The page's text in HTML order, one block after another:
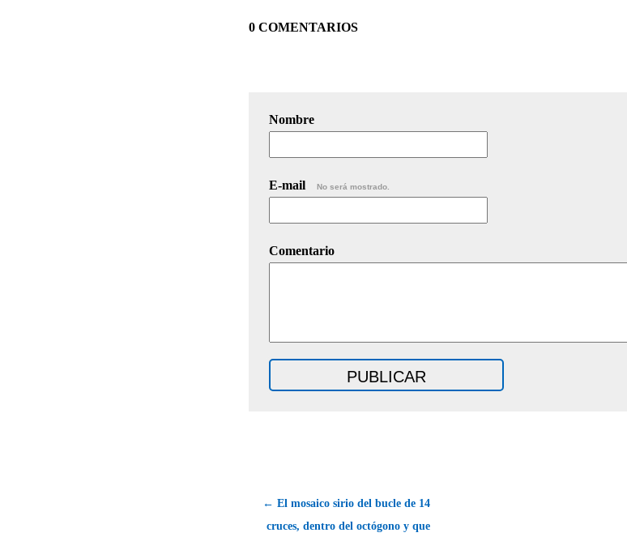
0 COMENTARIOS
Nombre
E-mail No será mostrado.
Comentario
← El mosaico sirio del bucle de 14
cruces, dentro del octógono y que